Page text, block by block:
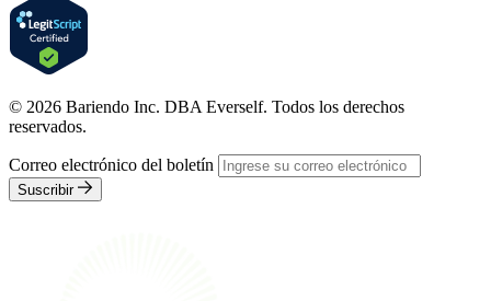
© 2026 Bariendo Inc. DBA Everself. Todos los derechos
reservados.
Correo electrónico del boletín
Suscribir